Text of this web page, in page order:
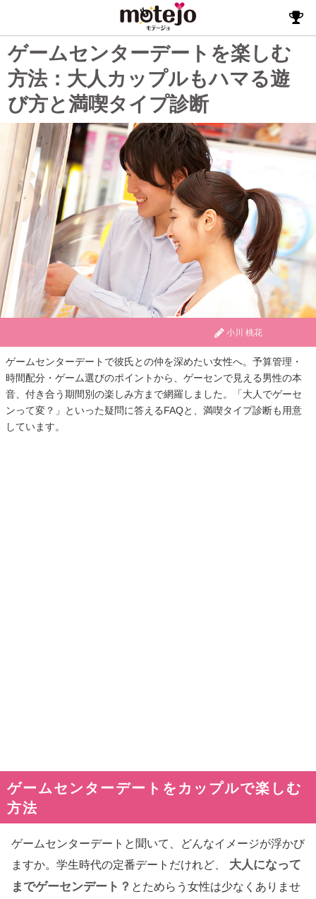
ゲームセンターデートを楽しむ
方法：大人カップルもハマる遊
び方と満喫タイプ診断
小川 桃花
ゲームセンターデートで彼氏との仲を深めたい女性へ。予算管理・
時間配分・ゲーム選びのポイントから、ゲーセンで見える男性の本
音、付き合う期間別の楽しみ方まで網羅しました。「大人でゲーセ
ンって変？」といった疑問に答えるFAQと、満喫タイプ診断も用意
しています。
ゲームセンターデートをカップルで楽しむ
方法
ゲームセンターデートと聞いて、どんなイメージが浮かび
ますか。学生時代の定番デートだけれど、
大人になって
までゲーセンデート？ とためらう女性は少なくありませ